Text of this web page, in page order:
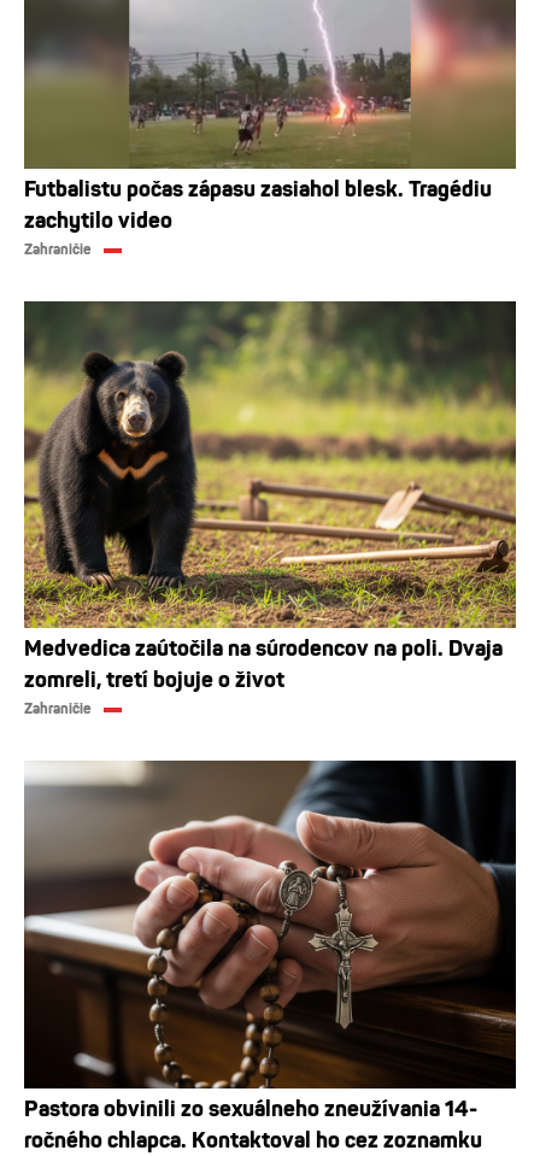
Futbalistu počas zápasu zasiahol blesk. Tragédiu
zachytilo video
Zahraničie
Medvedica zaútočila na súrodencov na poli. Dvaja
zomreli, tretí bojuje o život
Zahraničie
Pastora obvinili zo sexuálneho zneužívania 14-
ročného chlapca. Kontaktoval ho cez zoznamku